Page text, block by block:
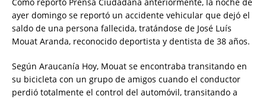
ayer domingo se reportó un accidente vehicular que dejó el
saldo de una persona fallecida, tratándose de José Luís
Mouat Aranda, reconocido deportista y dentista de 38 años.
Según Araucanía Hoy, Mouat se encontraba transitando en
su bicicleta con un grupo de amigos cuando el conductor
perdió totalmente el control del automóvil, transitando a